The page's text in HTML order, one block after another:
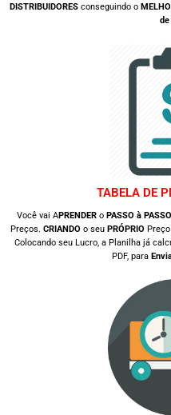
DISTRIBUIDORESconseguindo o
de
TABELA DE
Você vai APRENDER o PASSO à PASSO
Preços. CRIANDO o seu PRÓPRIO
Colocando seu Lucro, a Planilha já
PDF, para